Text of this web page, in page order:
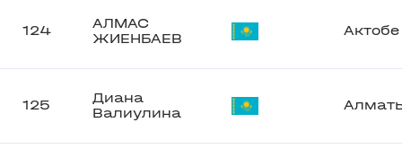
124
АЛМАС
ЖИЕНБАЕВ
Актобе
125
Диана
Валиулина